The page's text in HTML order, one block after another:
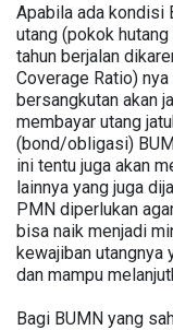
Apabila ada kondisi
utang (pokok
tahun berjalan
Coverage Ratio)
bersangkutan akan
membayar utang
(bond/obligasi)
ini tentu juga akan
lainnya yang juga
PMN diperlukan
bisa naik menjadi
kewajiban utangnya
dan mampu
Bagi BUMN yang